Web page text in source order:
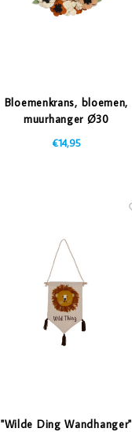
Bloemenkrans, bloemen,
muurhanger Ø30
€14,95
"Wilde Ding Wandhanger"